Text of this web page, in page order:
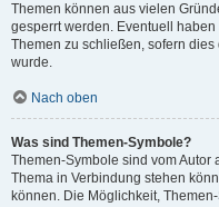
Themen können aus vielen
gesperrt werden. Eventuell
Themen zu schließen, sofern
wurde.
Nach oben
Was sind Themen-Symbole?
Themen-Symbole sind vom
Thema in Verbindung stehen
können. Die Möglichkeit,